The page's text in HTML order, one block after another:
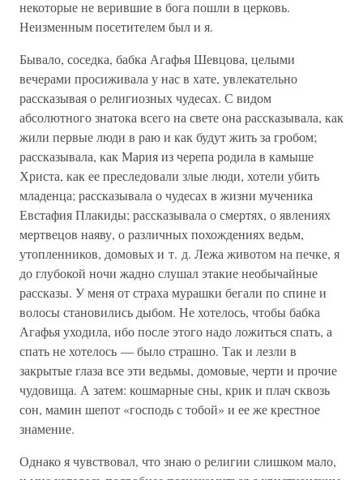
некоторые не верившие в бога пошли в церковь.
Неизменным посетителем был и я.
Бывало, соседка, бабка Агафья Шевцова, целыми
вечерами просиживала у нас в хате, увлекательно
рассказывая о религиозных чудесах. С видом
абсолютного знатока всего на свете она рассказывала, как
жили первые люди в раю и как будут жить за гробом;
рассказывала, как Мария из черепа родила в камыше
Христа, как ее преследовали злые люди, хотели убить
младенца; рассказывала о чудесах в жизни мученика
Евстафия Плакиды; рассказывала о смертях, о явлениях
мертвецов наяву, о различных похождениях ведьм,
утопленников, домовых и т. д. Лежа животом на печке, я
до глубокой ночи жадно слушал этакие необычайные
рассказы. У меня от страха мурашки бегали по спине и
волосы становились дыбом. Не хотелось, чтобы бабка
Агафья уходила, ибо после этого надо ложиться спать, а
спать не хотелось — было страшно. Так и лезли в
закрытые глаза все эти ведьмы, домовые, черти и прочие
чудовища. А затем: кошмарные сны, крик и плач сквозь
сон, мамин шепот «господь с тобой» и ее же крестное
знамение.
Однако я чувствовал, что знаю о религии слишком мало,